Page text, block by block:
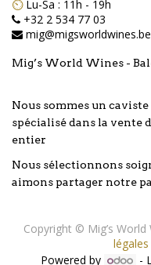
⏲️ Lu-Sa : 11h - 19h
+32 2 534 77 03
mig@migsworldwines.be
Mig’s World Wines -
Nous sommes un
spécialisé dans la vente
entier
Nous sélectionnons
aimons partager notre
Copyright © Mig’s
légales
Powered by -